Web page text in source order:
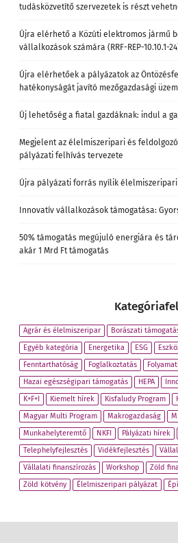
tudásközvetítő szervezetek is részt
Újra elérhető a Közúti elektromos jármű
vállalkozások számára (RRF-REP-10.10.1-
Újra elérhetőek a pályázatok az
hatékonyságát javító mezőgazdasági
Új lehetőség a fiatal gazdáknak: indul a
Megjelent az élelmiszeripari és
pályázati felhívás tervezete
Újra pályázati forrás nyílik
Innovatív vállalkozások támogatása:
50% támogatás megújuló energiára és
akár 1 Mrd Ft támogatás
Agrár és élelmiszeripar Borászati
Egyéb kategória
Energetika ESG
Fenntarthatóság
Foglalkoztatás
Hazai egészségipari támogatás
HEPA
K+F+I
Kiemelt hírek Kisfaludy Program
Magyar Multi Program
Makrogazdaság
Munkahelyteremtő
NKFI Pályázati hírek
Telephelyfejlesztés
Vidékfejlesztés
Vállalati finanszírozás
Workshop Zöld
Zöld kötvény
Élelmiszeripari pályázat